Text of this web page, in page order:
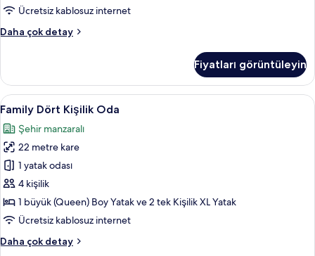
Ücretsiz kablosuz internet
Daha çok detay
Petite
fazla
detay
Fiyatları görüntüleyin
Family
Dört
Kişilik
Oda
için
tüm
fotoğrafları
görün
Family Dört Kişilik Oda | Ücretsiz
4
Family Dört Kişilik Oda
Şehir manzaralı
22 metre kare
1 yatak odası
4 kişilik
1 büyük (Queen) Boy Yatak ve 2 tek Kişilik XL Yatak
Ücretsiz kablosuz internet
Daha çok detay
Family